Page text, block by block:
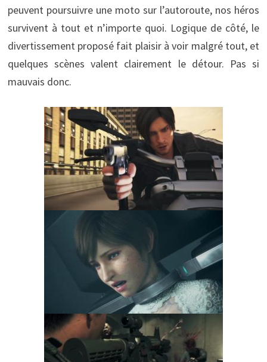
peuvent poursuivre une moto sur l’autoroute, nos héros
survivent à tout et n’importe quoi. Logique de côté, le
divertissement proposé fait plaisir à voir malgré tout, et
quelques scènes valent clairement le détour. Pas si
mauvais donc.